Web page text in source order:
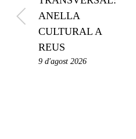
ANELLA
CULTURAL A
REUS
9 d'agost 2026